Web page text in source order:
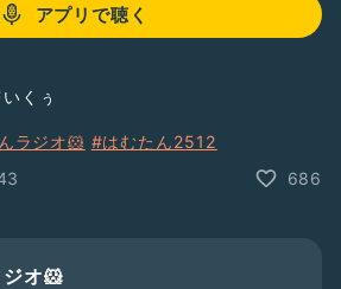
アプリで聴く
くぅ
ラジオ🐹 #はむたん2512
686
オ🐹